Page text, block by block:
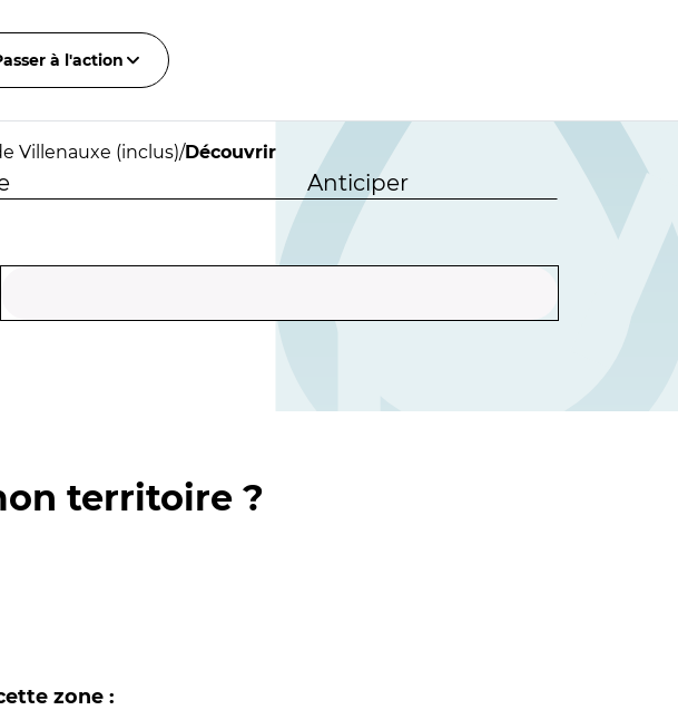
à l'action
Villenauxe (inclus)/Découvrir
Anticiper
territoire ?
zone :